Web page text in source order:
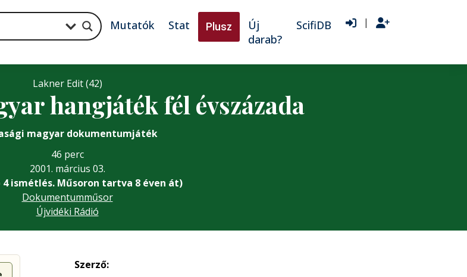
Mutatók Stat Plusz
Új
darab?
ScifiDB |
Lakner Edit (42)
hangjáték fél évszázada
magyar dokumentumjáték
46 perc
2001. március 03.
4 ismétlés. Műsoron tartva 8 éven át)
Dokumentumműsor
Újvidéki Rádió
Szerző: